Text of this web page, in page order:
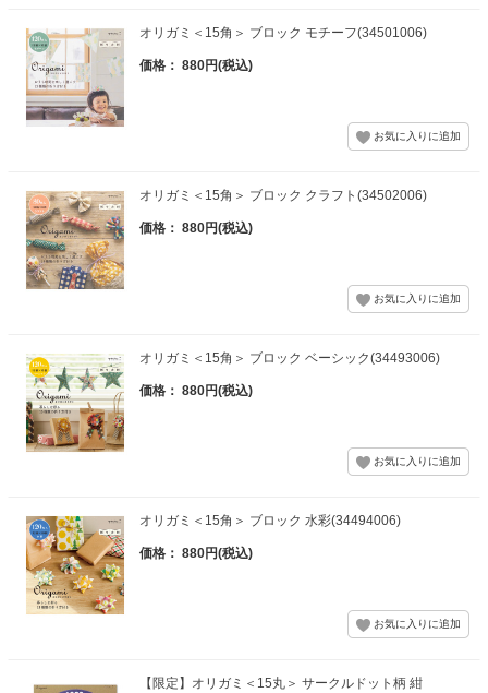
オリガミ＜15角＞ ブロック モチーフ(34501006)
価格： 880円(税込)
オリガミ＜15角＞ ブロック クラフト(34502006)
価格： 880円(税込)
オリガミ＜15角＞ ブロック ベーシック(34493006)
価格： 880円(税込)
オリガミ＜15角＞ ブロック 水彩(34494006)
価格： 880円(税込)
【限定】オリガミ＜15丸＞ サークルドット柄 紺